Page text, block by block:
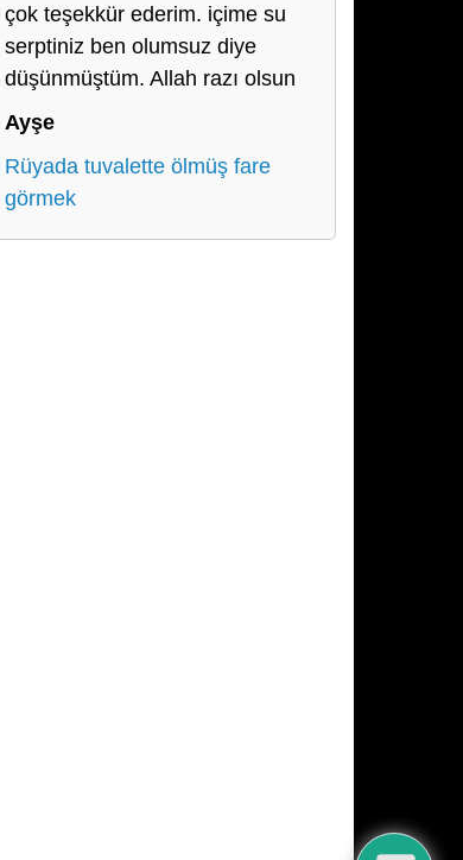
çok teşekkür ederim. içime su
serptiniz ben olumsuz diye
düşünmüştüm. Allah razı olsun
Ayşe
Rüyada tuvalette ölmüş fare
görmek